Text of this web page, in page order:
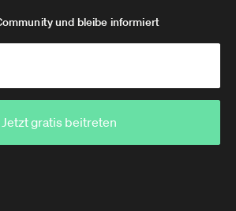
und bleibe informiert
Jetzt gratis beitreten